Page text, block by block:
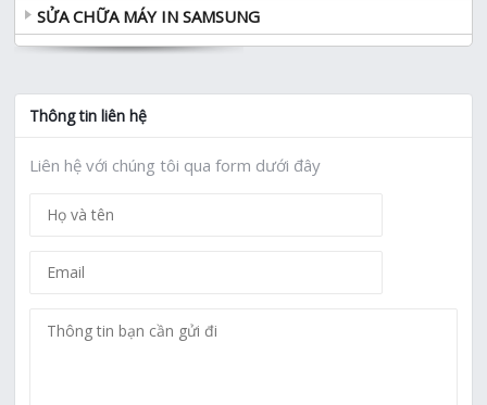
SỬA CHỮA MÁY IN SAMSUNG
Thông tin liên hệ
Liên hệ với chúng tôi qua form dưới đây